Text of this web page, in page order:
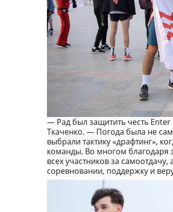
— Рад был защитить честь
Ткаченко. — Погода была не
выбрали тактику «драфтинг»,
команды. Во многом
всех участников за
соревновании, поддержку и